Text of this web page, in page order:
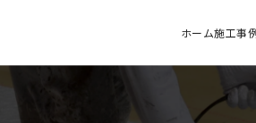
ホーム施工事